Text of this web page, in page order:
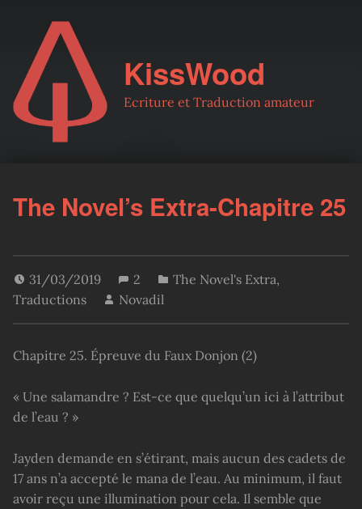
KissWood
Ecriture et Traduction amateur
The Novel’s Extra-Chapitre 25
31/03/2019 2 The Novel's Extra,
Traductions
Novadil
Chapitre 25. Épreuve du Faux Donjon (2)
« Une salamandre ? Est-ce que quelqu’un ici à l’attribut
de l’eau ? »
Jayden demande en s’étirant, mais aucun des cadets de
17 ans n’a accepté le mana de l’eau. Au minimum, il faut
avoir reçu une illumination pour cela. Il semble que